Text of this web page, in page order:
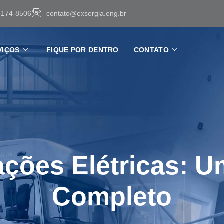
8506 contato@exsergia.eng.br
FIQUE POR DENTRO CONTATO
Elétricas:
Completo